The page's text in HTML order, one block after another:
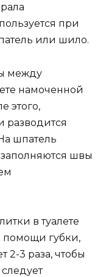
при
или шило.
между
намоченной
этого,
разводится
шпатель
швы
в туалете
помощи губки,
2-3 раза, чтобы